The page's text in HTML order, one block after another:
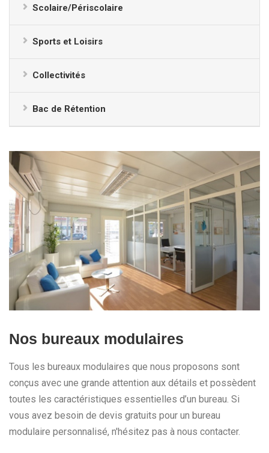
Scolaire/Périscolaire
Sports et Loisirs
Collectivités
Bac de Rétention
Nos bureaux modulaires
Tous les bureaux modulaires que nous proposons sont
conçus avec une grande attention aux détails et possèdent
toutes les caractéristiques essentielles d’un bureau. Si
vous avez besoin de devis gratuits pour un bureau
modulaire personnalisé, n'hésitez pas à nous contacter.